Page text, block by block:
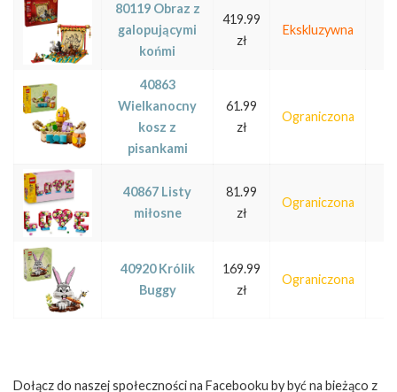
80119 Obraz z
galopującymi
końmi
419.99
zł
Ekskluzywna
40863
Wielkanocny
kosz z
pisankami
61.99
zł
Ograniczona
40867 Listy
miłosne
81.99
zł
Ograniczona
40920 Królik
Buggy
169.99
zł
Ograniczona
Dołącz do naszej społeczności na Facebooku by być na bieżąco z